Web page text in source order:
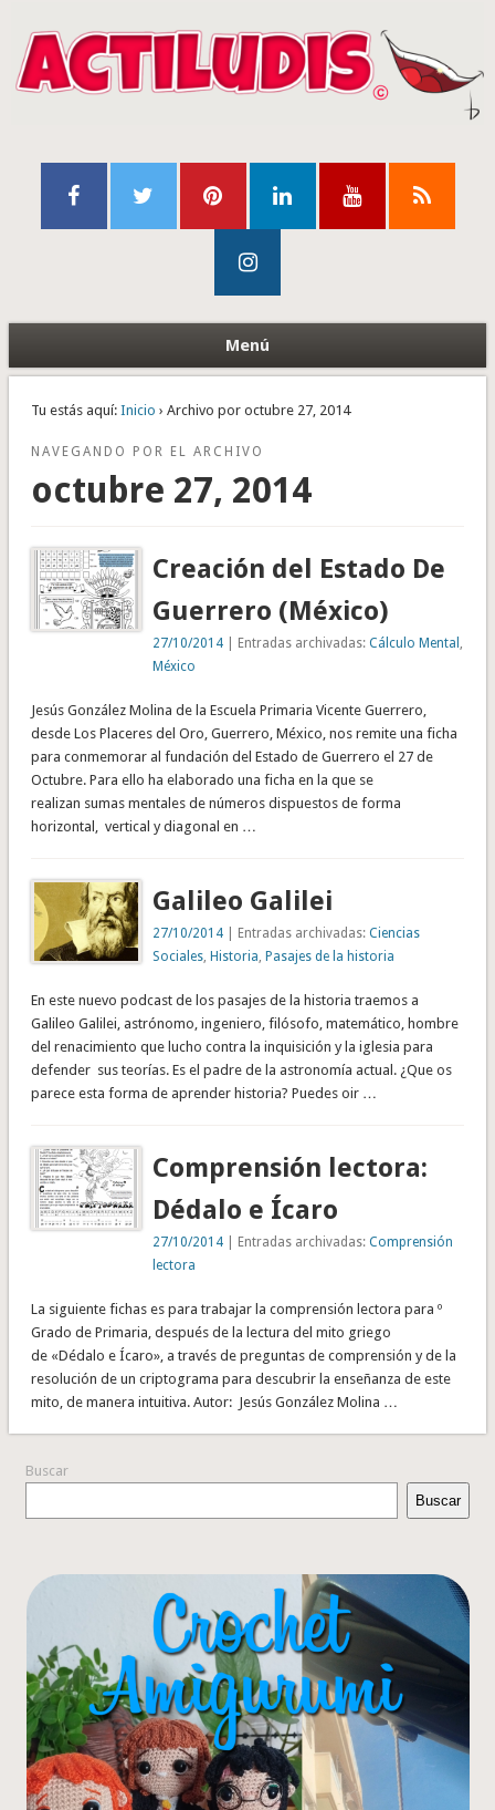
Menú
Tu estás aquí: Inicio › Archivo por octubre 27, 2014
NAVEGANDO POR EL ARCHIVO
octubre 27, 2014
Creación del Estado De
Guerrero (México)
27/10/2014 | Entradas archivadas:Cálculo Mental
México
Jesús González Molina de la Escuela Primaria Vicente Guerrero,
desde Los Placeres del Oro, Guerrero, México, nos remite una ficha
para conmemorar al fundación del Estado de Guerrero el 27 de
Octubre. Para ello ha elaborado una ficha en la que se
realizan sumas mentales de números dispuestos de forma
horizontal, vertical y diagonal en …
Galileo Galilei
27/10/2014 | Entradas archivadas:Ciencias
Sociales ,Historia ,Pasajes de la historia
En este nuevo podcast de los pasajes de la historia traemos a
Galileo Galilei, astrónomo, ingeniero, filósofo, matemático, hombre
del renacimiento que lucho contra la inquisición y la iglesia para
defender sus teorías. Es el padre de la astronomía actual. ¿Que os
parece esta forma de aprender historia? Puedes oir …
Comprensión lectora:
Dédalo e Ícaro
27/10/2014 | Entradas archivadas:Comprensión
lectora
La siguiente fichas es para trabajar la comprensión lectora para º
Grado de Primaria, después de la lectura del mito griego
de «Dédalo e Ícaro», a través de preguntas de comprensión y de la
resolución de un criptograma para descubrir la enseñanza de este
mito, de manera intuitiva. Autor: Jesús González Molina …
Buscar
Buscar